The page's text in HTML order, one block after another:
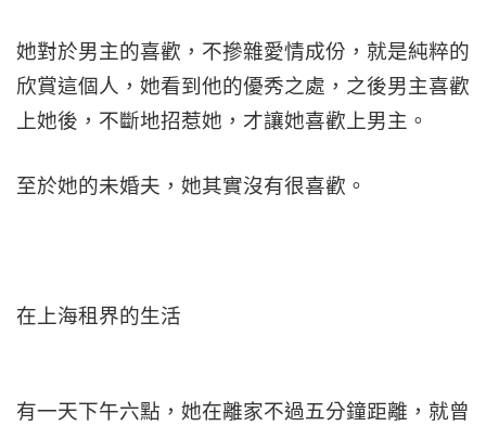
她對於男主的喜歡，不摻雜愛情成份，就是純粹的
欣賞這個人，她看到他的優秀之處，之後男主喜歡
上她後，不斷地招惹她，才讓她喜歡上男主。
至於她的未婚夫，她其實沒有很喜歡。
在上海租界的生活
有一天下午六點，她在離家不過五分鐘距離，就曾